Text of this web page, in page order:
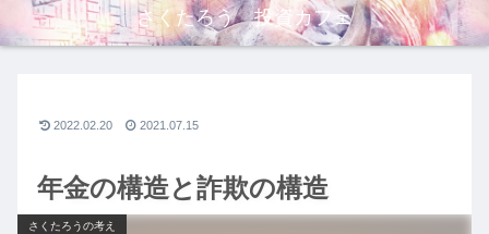
さくたろう 投資カフェ
年金の構造と詐欺の構造
さくたろうの考え
2022.02.20 2021.07.15